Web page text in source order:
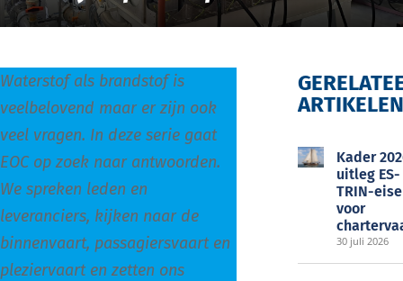
EOC
Waterstof als brandstof is
veelbelovend maar er zijn ook
veel vragen. In deze serie gaat
EOC op zoek naar antwoorden.
We spreken leden en
leveranciers, kijken naar de
binnenvaart, passagiersvaart en
pleziervaart en zetten ons
ARTIKELEN
Kader
uitleg ES-
TRIN-
voor
30 juli 2026